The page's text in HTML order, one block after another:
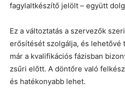
fagylaltkészítő jelölt – együtt
Ez a változtatás a szervezők
erősítését szolgálja, és lehetővé
már a kvalifikációs fázisban
zsűri előtt. A döntőre való
és hatékonyabb lehet.